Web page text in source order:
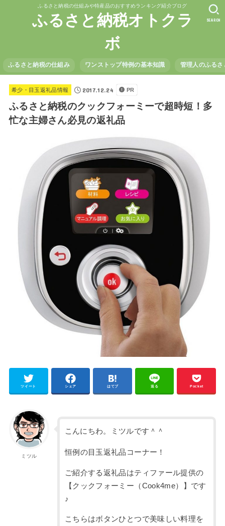
ふるさと納税の仕組みや特産品のおすすめランキング紹介ブログ
ふるさと納税オトクラ
ボ
ふるさと納税の仕組み ワンストップ特例の基本知識 管理人のふる
SEARCH
希少・目玉返礼品情報 2017.12.24 PR
ふるさと納税のクックフォーミーで超時短！多
忙な主婦さん必見の返礼品
ツイート シェア はてブ 送る Pocket
ミツル
こんにちわ。ミツルです＾＾
恒例の目玉返礼品コーナー！
ご紹介する返礼品はティファール提供の
【クックフォーミー（Cook4me）】です
♪
こちらはボタンひとつで美味しい料理を